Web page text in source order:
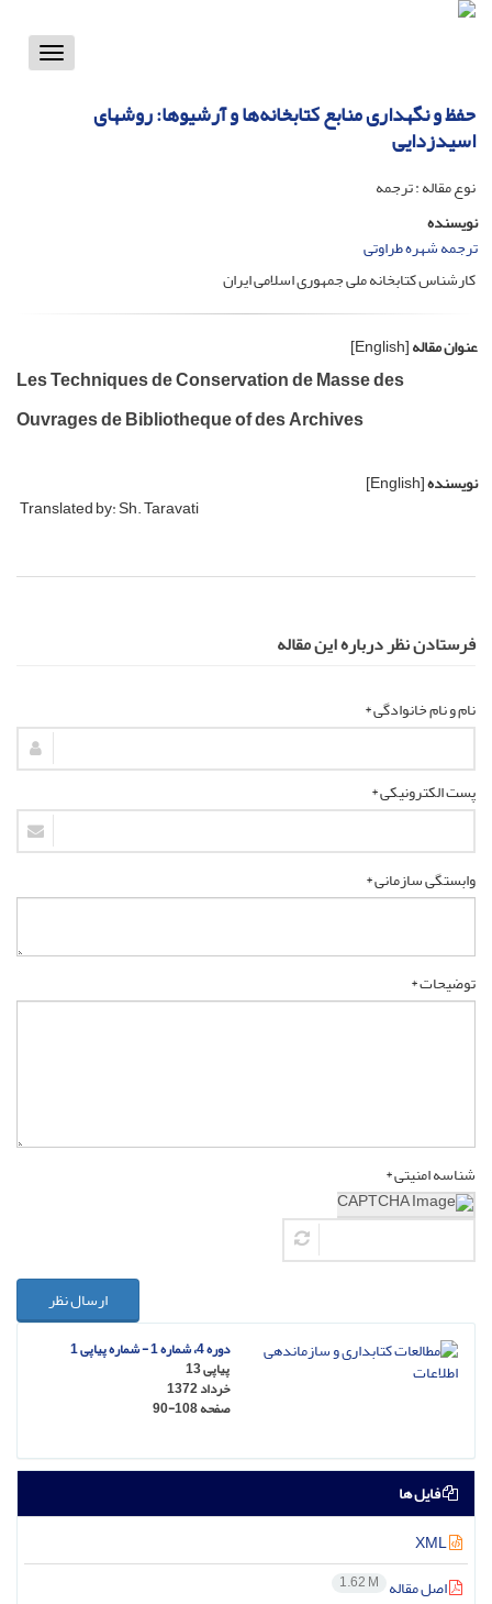
Toggle
حفظ و نگهداری منابع کتابخانه‌ها و آرشیوها: روشهای
اسیدزدایی
نوع مقاله : ترجمه
نویسنده
ترجمه شهره طراوتی
کارشناس کتابخانه ملی جمهوری اسلامی ایران
عنوان مقاله[English]
Les Techniques de Conservation de Masse des
Ouvrages de Bibliotheque of des Archives
نویسنده[English]
Translated by: Sh. Taravati
فرستادن نظر درباره این مقاله
نام و نام خانوادگی *
پست الکترونیکی *
وابستگی سازمانی *
توضیحات *
شناسه امنیتی *
ارسال نظر
دوره 4، شماره 1 - شماره پیاپی 1
پیاپی 13
خرداد 1372
صفحه90-108
فایل ها
اصل مقاله 1.62 M